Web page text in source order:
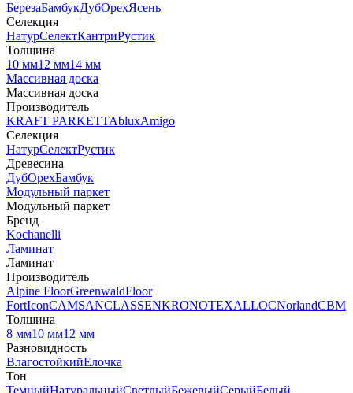
БерезаБамбукДубОрехЯсень
Селекция
НатурСелектКантриРустик
Толщина
10 мм12 мм14 мм
Массивная доска
Массивная доска
Производитель
KRAFT PARKETTAbluxAmigo
Селекция
НатурСелектРустик
Древесина
ДубОрехБамбук
Модульный паркет
Модульный паркет
Бренд
Kochanelli
Ламинат
Ламинат
Производитель
Alpine FloorGreenwaldFloor
FortIconCAMSANCLASSENKRONOTEXALLOCNorlandCBM
Толщина
8 мм10 мм12 мм
Разновидность
ВлагостойкийЕлочка
Тон
ТемныйНатуральныйСветлыйБежевыйСерыйБелый